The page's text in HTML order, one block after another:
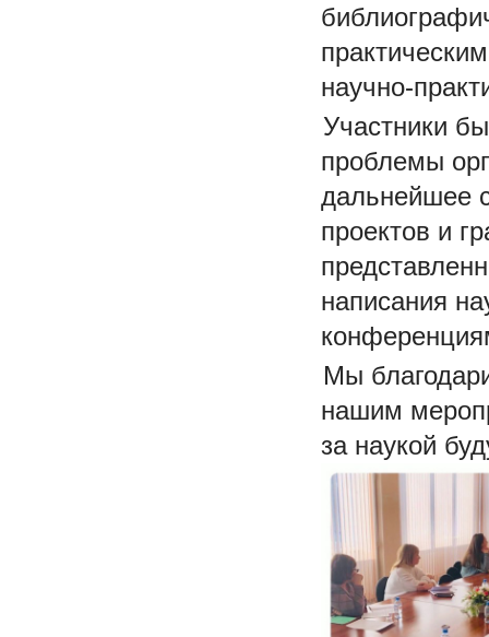
научно-
Участники
проблемы
дальнейшее
проектов и
написания
Мы
нашим
за наукой